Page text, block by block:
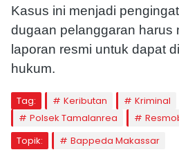
Kasus ini menjadi
dugaan pelanggaran harus
laporan resmi untuk dapat
hukum.
Tag: Keributan
Kriminal
Polsek Tamalanrea
Topik:
Bappeda Makassar